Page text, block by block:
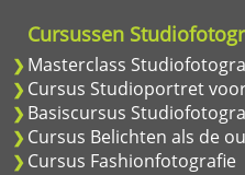
Cursussen
Masterclass
Cursus Studioportret
Basiscursus
Cursus Belichten als de
Cursus Fashionfotografie